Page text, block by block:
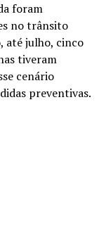
foram
no trânsito
até julho, cinco
tiveram
cenário
preventivas.